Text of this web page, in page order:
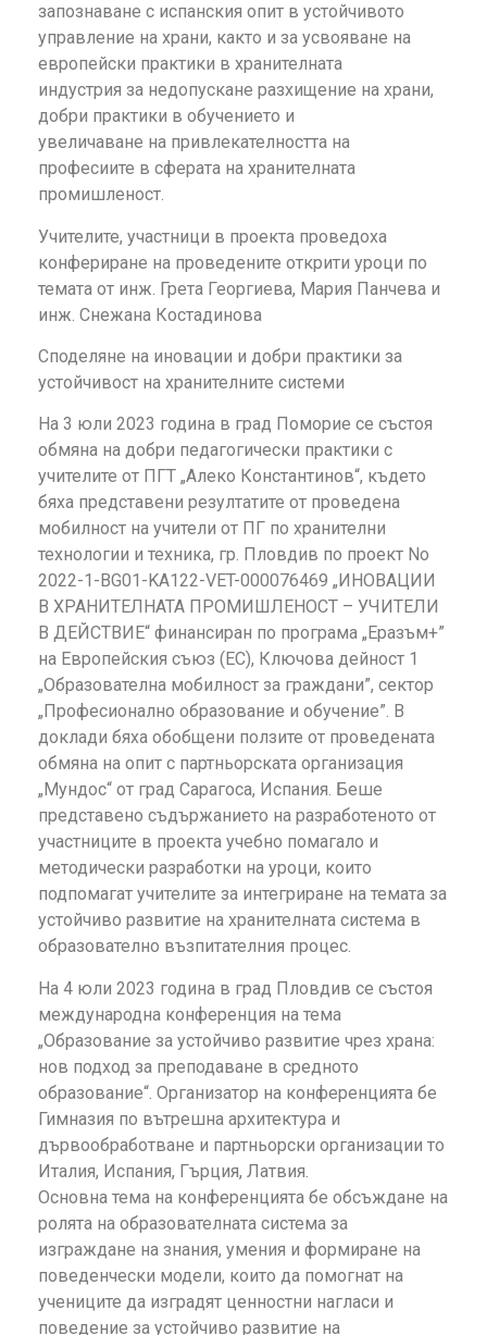
запознаване с испанския опит в устойчивото
управление на храни, както и за усвояване на
европейски практики в хранителната
индустрия за недопускане разхищение на храни,
добри практики в обучението и
увеличаване на привлекателността на
професиите в сферата на хранителната
промишленост.
Учителите, участници в проекта проведоха
конфериране на проведените открити уроци по
темата от инж. Грета Георгиева, Мария Панчева и
инж. Снежана Костадинова
Споделяне на иновации и добри практики за
устойчивост на хранителните системи
На 3 юли 2023 година в град Поморие се състоя
обмяна на добри педагогически практики с
учителите от ПГТ „Алеко Константинов“, където
бяха представени резултатите от проведена
мобилност на учители от ПГ по хранителни
технологии и техника, гр. Пловдив по проект No
2022-1-BG01-KA122-VET-000076469 „ИНОВАЦИИ
В ХРАНИТЕЛНАТА ПРОМИШЛЕНОСТ – УЧИТЕЛИ
В ДЕЙСТВИЕ“ финансиран по програма „Еразъм+”
на Европейския съюз (ЕС), Ключова дейност 1
„Образователна мобилност за граждани”, сектор
„Професионално образование и обучение”. В
доклади бяха обобщени ползите от проведената
обмяна на опит с партньорската организация
„Мундос“ от град Сарагоса, Испания. Беше
представено съдържанието на разработеното от
участниците в проекта учебно помагало и
методически разработки на уроци, които
подпомагат учителите за интегриране на темата за
устойчиво развитие на хранителната система в
образователно възпитателния процес.
На 4 юли 2023 година в град Пловдив се състоя
международна конференция на тема
„Образование за устойчиво развитие чрез храна:
нов подход за преподаване в средното
образование“. Организатор на конференцията бе
Гимназия по вътрешна архитектура и
дървообработване и партньорски организации то
Италия, Испания, Гърция, Латвия.
Основна тема на конференцията бе обсъждане на
ролята на образователната система за
изграждане на знания, умения и формиране на
поведенчески модели, които да помогнат на
учениците да изградят ценностни нагласи и
поведение за устойчиво развитие на